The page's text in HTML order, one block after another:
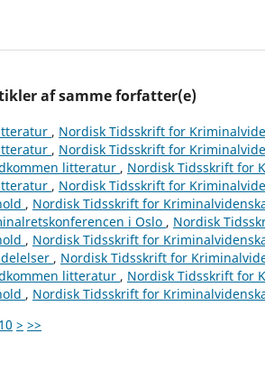
af samme forfatter(e)
, Nordisk Tidsskrift for
, Nordisk Tidsskrift for
litteratur , Nordisk Tidsskrift for
, Nordisk Tidsskrift for
, Nordisk Tidsskrift for
i Oslo , Nordisk
, Nordisk Tidsskrift for
, Nordisk Tidsskrift for
litteratur , Nordisk Tidsskrift for
, Nordisk Tidsskrift for
10 > >>